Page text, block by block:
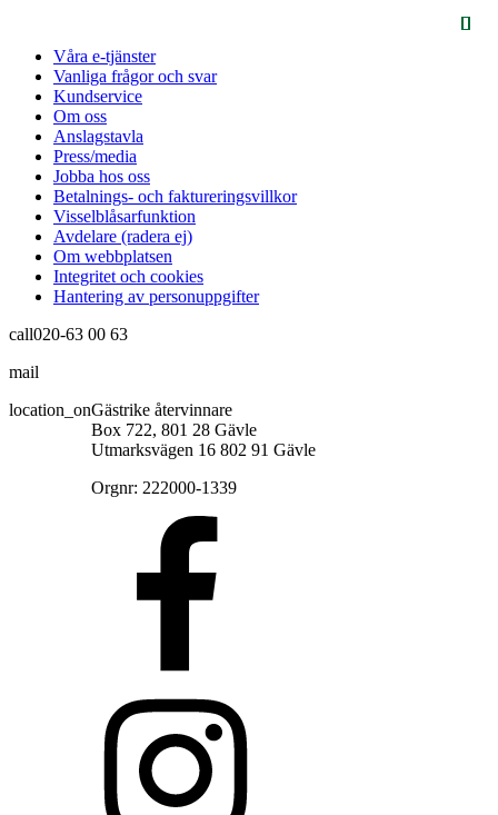
Våra e-tjänster
Vanliga frågor och svar
Kundservice
Om oss
Anslagstavla
Press/media
Jobba hos oss
Betalnings- och faktureringsvillkor
Visselblåsarfunktion
Avdelare (radera ej)
Om webbplatsen
Integritet och cookies
Hantering av personuppgifter
call020-63 00 63
mail
location_onGästrike återvinnare
Box 722, 801 28 Gävle
Utmarksvägen 16 802 91 Gävle
Orgnr: 222000-1339